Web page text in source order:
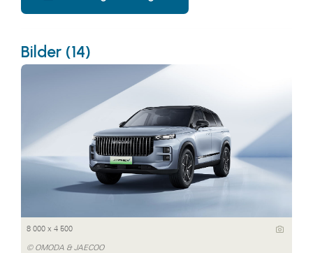
Bilder (14)
8 000 x 4 500
© OMODA & JAECOO